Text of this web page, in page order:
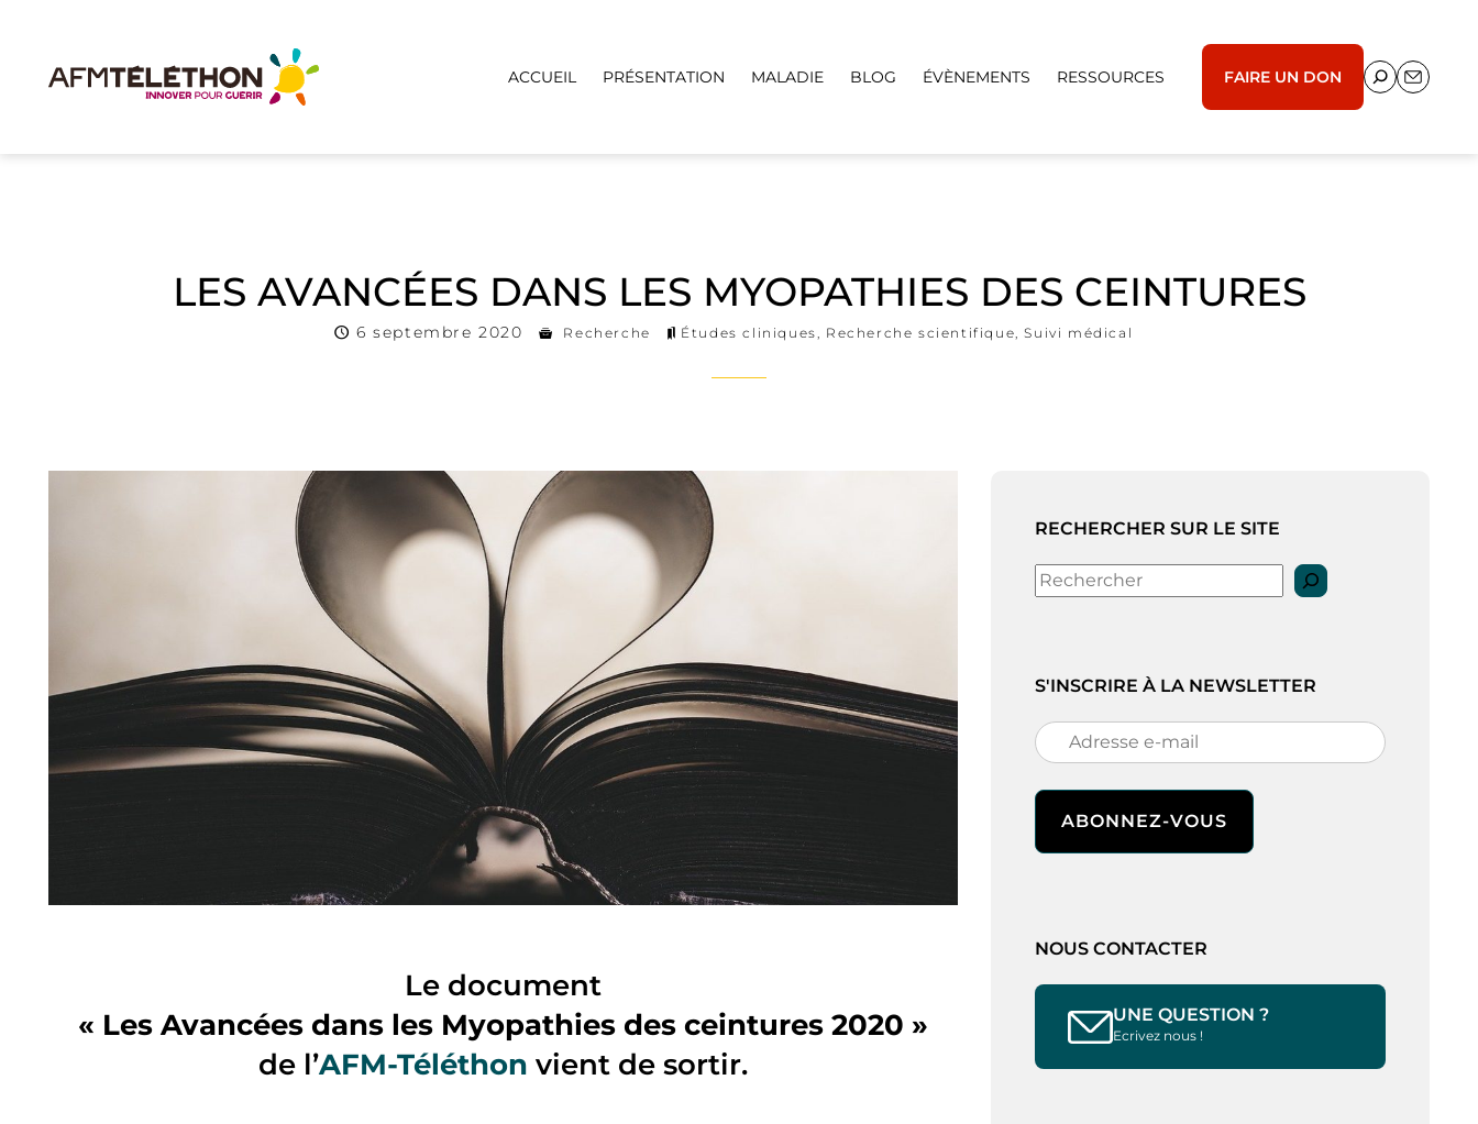
ACCUEIL PRÉSENTATION MALADIE BLOG ÉVÈNEMENTS RESSOURCES FAIRE UN DON
LES AVANCÉES DANS LES MYOPATHIES DES CEINTURES
6 septembre 2020 Recherche Études cliniques, Recherche scientifique,Suivi médical
Le document
« Les Avancées dans les Myopathies des ceintures 2020 »
de l’AFM-Téléthon vient de sortir.
RECHERCHER SUR LE SITE
Rechercher
S'INSCRIRE À LA NEWSLETTER
NOUS CONTACTER
UNE QUESTION ?
Ecrivez nous !